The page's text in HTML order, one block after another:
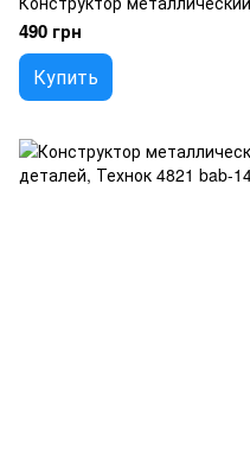
490 грн
Купить